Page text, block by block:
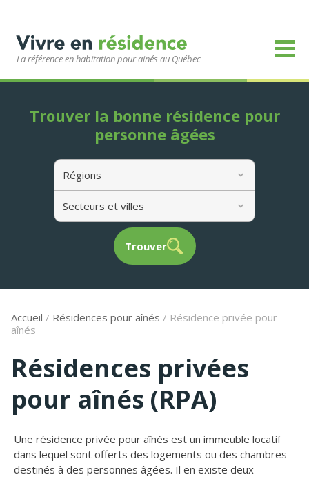
La référence en habitation pour ainés au Québec
Régions
Secteurs et villes
Trouver
Trouver la bonne résidence pour
personne âgées
Accueil / Résidences pour aînés / Résidence privée pour
aînés
Résidences privées
pour aînés (RPA)
Une résidence privée pour aînés est un immeuble locatif
dans lequel sont offerts des logements ou des chambres
destinés à des personnes âgées. Il en existe deux